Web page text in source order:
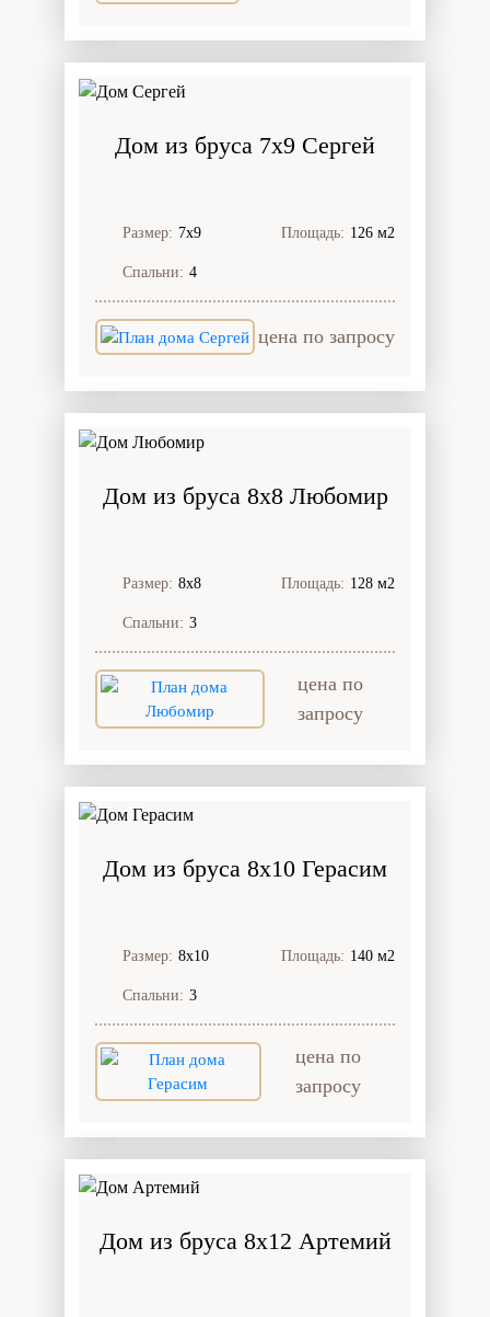
Дом из бруса 7x9 Сергей
Размер: 7х9 Площадь: 126 м2
Спальни: 4
цена по запросу
Дом из бруса 8x8 Любомир
Размер: 8х8 Площадь: 128 м2
Спальни: 3
цена по
запросу
Дом из бруса 8x10 Герасим
Размер: 8х10 Площадь: 140 м2
Спальни: 3
цена по
запросу
Дом из бруса 8x12 Артемий